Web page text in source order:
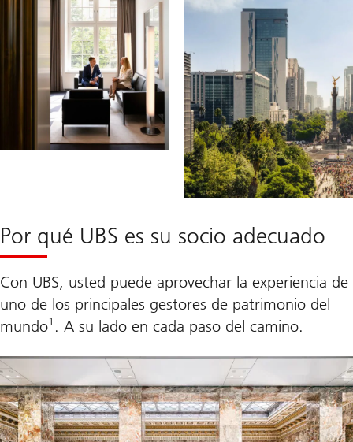
Por qué UBS es su socio adecuado
Con UBS, usted puede aprovechar la experiencia de
uno de los principales gestores de patrimonio del
mundo1 . A su lado en cada paso del camino.